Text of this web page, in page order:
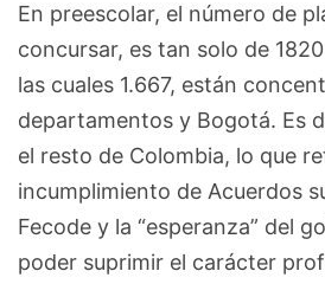
En preescolar, el número de
concursar, es tan solo de
las cuales 1.667, están
departamentos y Bogotá. Es
el resto de Colombia, lo que
incumplimiento de Acuerdos
Fecode y la “esperanza” del
poder suprimir el carácter